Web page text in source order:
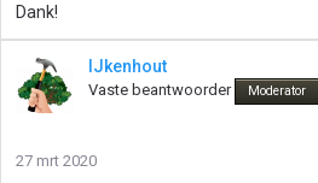
Dank!
IJkenhout
Vaste beantwoorder Moderator
27 mrt 2020